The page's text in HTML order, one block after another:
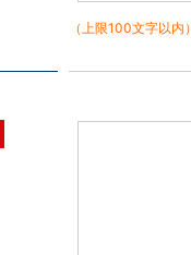
（上限100文字以内）